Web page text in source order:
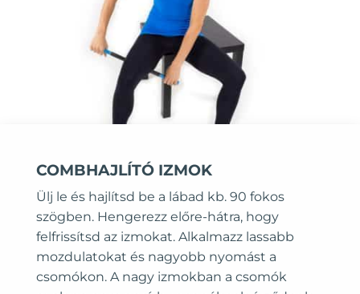
COMBHAJLÍTÓ IZMOK
Ülj le és hajlítsd be a lábad kb. 90 fokos
szögben. Hengerezz előre-hátra, hogy
felfrissítsd az izmokat. Alkalmazz lassabb
mozdulatokat és nagyobb nyomást a
csomókon. A nagy izmokban a csomók